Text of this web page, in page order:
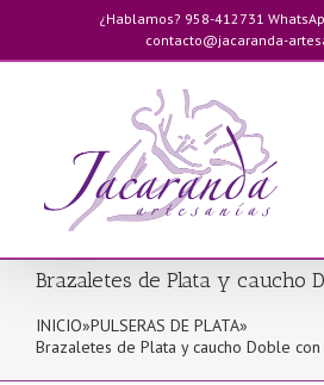
contenido
¿Hablamos? 958-412731
contacto@jacaranda-
Brazaletes de Plata y caucho
INICIO»PULSERAS DE PLATA»
Brazaletes de Plata y caucho Doble